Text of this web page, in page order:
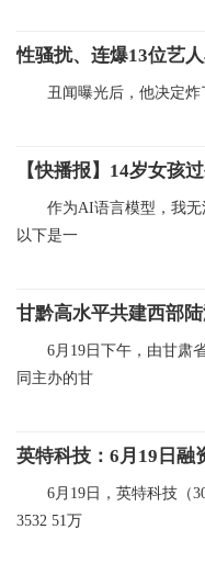
丑闻曝光后，他决定炸
【快播报】14岁女孩
作为AI语言模型，我无
以下是一
6月19日下午，由甘肃
同主办的甘
6月19日，英特科技（
3532 51万